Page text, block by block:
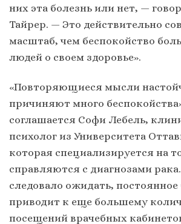
них эта болезнь или нет, —
Тайрер. — Это действительно
масштаб, чем беспокойство
людей о своем здоровье».
«Повторяющиеся мысли
причиняют много
соглашается Софи Лебель,
психолог из Университета
которая специализируется на
справляются с диагнозами
следовало ожидать, постоянное
приводит к еще большему
посещений врачебных